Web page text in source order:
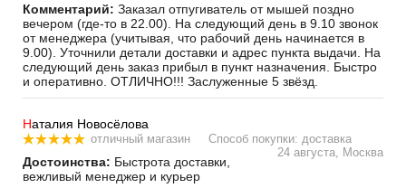
Комментарий: Заказал отпугиватель от мышей поздно
вечером (где-то в 22.00). На следующий день в 9.10 звонок
от менеджера (учитывая, что рабочий день начинается в
9.00). Уточнили детали доставки и адрес пункта выдачи. На
следующий день заказ прибыл в пункт назначения. Быстро
и оперативно. ОТЛИЧНО!!! Заслуженные 5 звёзд.
Наталия Новосёлова
отличный магазин
Способ покупки: доставка
24 августа, Москва
Достоинства: Быстрота доставки,
вежливый менеджер и курьер